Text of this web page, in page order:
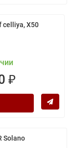
celliya, X50
₽